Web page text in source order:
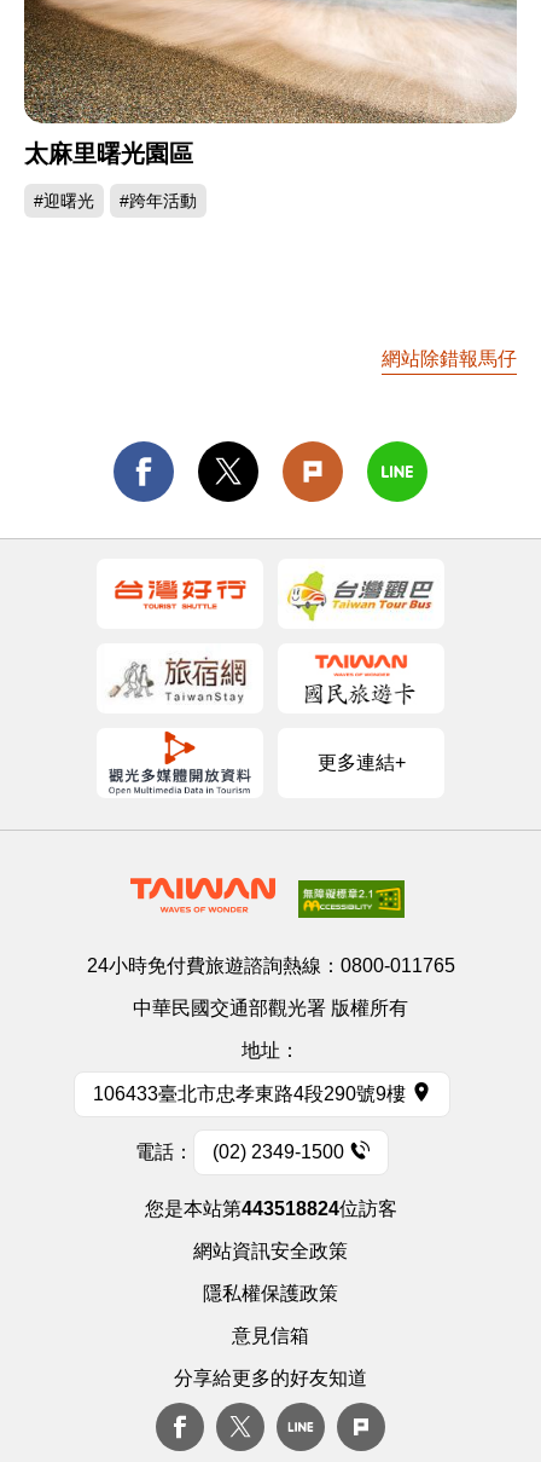
太麻里曙光園區
#迎曙光 #跨年活動
網站除錯報馬仔
更多連結+
24小時免付費旅遊諮詢熱線： 0800-011765
中華民國交通部觀光署 版權所有
地址：
106433臺北市忠孝東路4段290號9樓
電話： (02) 2349-1500
您是本站第443518824位訪客
網站資訊安全政策
隱私權保護政策
意見信箱
分享給更多的好友知道